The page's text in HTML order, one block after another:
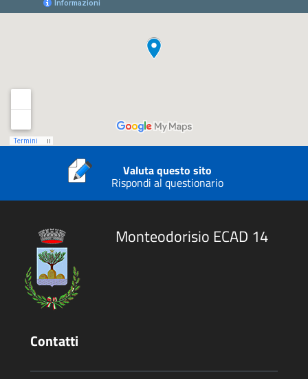
Valuta questo sito
Rispondi al questionario
Monteodorisio ECAD 14
Contatti